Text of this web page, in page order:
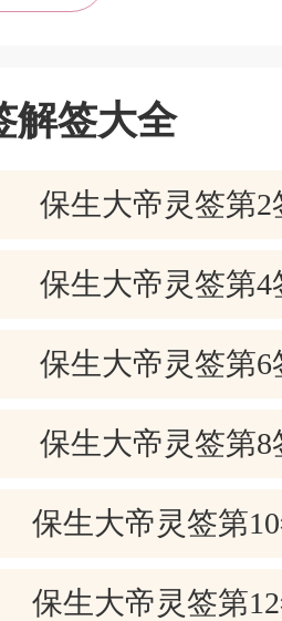
小心谨防吉也。
。音信未达、婚姻
，已成过愆，非利
来就不容易。意志
：
定决心艰若奋斗。
解签大全
保生大帝灵签第2
保生大帝灵签第4
保生大帝灵签第6
保生大帝灵签第8
保生大帝灵签第
保生大帝灵签第